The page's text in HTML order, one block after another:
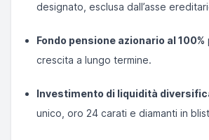
designato, esclusa dall’asse
Fondo pensione azionario al 100%
crescita a lungo termine.
Investimento di liquidità
unico, oro 24 carati e diamanti in